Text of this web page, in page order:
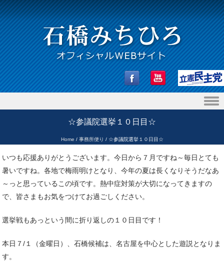
☆参議院選挙１０日目☆
Home /事務所便り / ☆参議院選挙１０日目☆
いつも応援ありがとうございます。今日から７月ですね～毎日とても
暑いですね。各地で梅雨明けとなり、今年の夏は長くなりそうだなあ
～っと思っているこの頃です。熱中症対策が大切になってきますの
で、皆さまもお気をつけてお過ごしください。
選挙戦もあっという間に折り返しの１０日目です！
本日７/１（金曜日）、石橋候補は 、名古屋を中心とした遊説となりま
す。